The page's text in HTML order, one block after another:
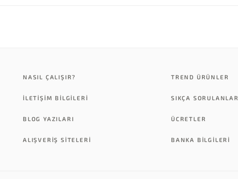
NASIL ÇALIŞIR? TREND ÜRÜNLER
İLETİŞİM BİLGİLERİ SIKÇA SORULANLAR
BLOG YAZILARI ÜCRETLER
ALIŞVERİŞ SİTELERİ BANKA BILGILERI